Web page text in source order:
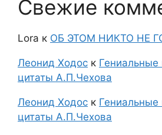
Свежие
Lora к ОБ ЭТОМ НИКТО НЕ
Леонид Ходос к Гениальные
цитаты А.П.Чехова
Леонид Ходос к Гениальные
цитаты А.П.Чехова